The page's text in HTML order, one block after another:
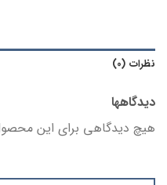
نظرات (0)
دیدگاهها
هیچ دیدگاهی برای این